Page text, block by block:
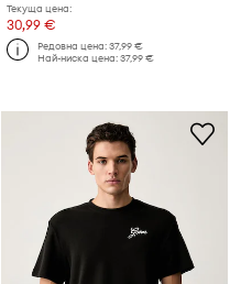
Текуща цена:
30,99 €
Редовна цена:37,99 €
Най-ниска цена:37,99 €